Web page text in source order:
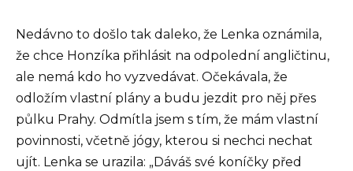
Nedávno to došlo tak daleko, že Lenka oznámila,
že chce Honzíka přihlásit na odpolední angličtinu,
ale nemá kdo ho vyzvedávat. Očekávala, že
odložím vlastní plány a budu jezdit pro něj přes
půlku Prahy. Odmítla jsem s tím, že mám vlastní
povinnosti, včetně jógy, kterou si nechci nechat
ujít. Lenka se urazila: „Dáváš své koníčky před